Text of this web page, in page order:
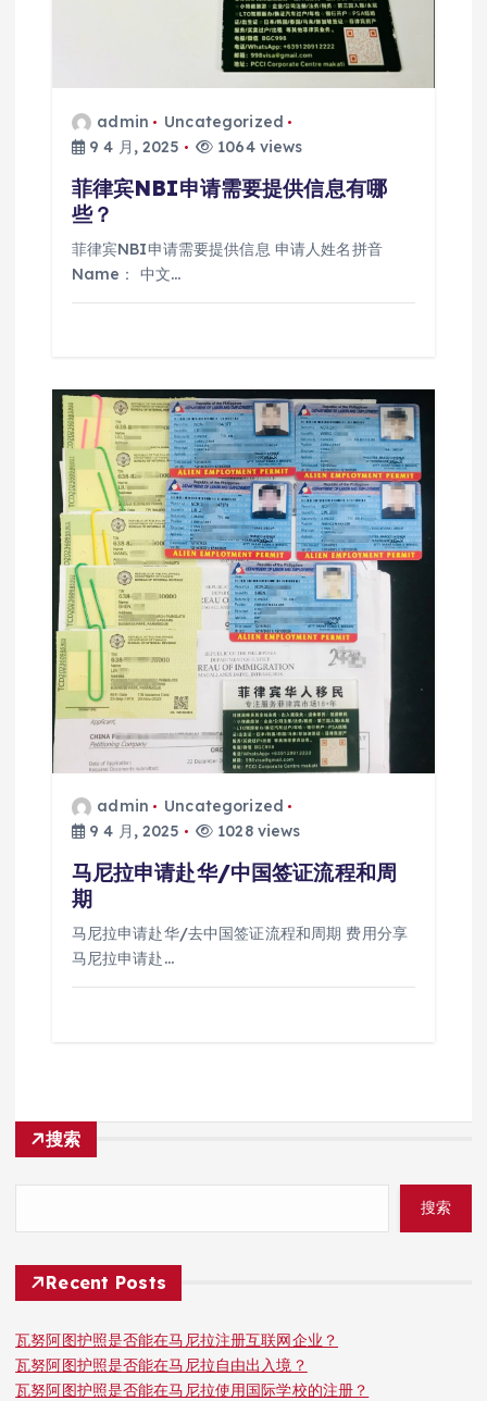
admin
Uncategorized
9 4 月, 2025
1064 views
菲律宾NBI申请需要提供信息有哪
些？
菲律宾NBI申请需要提供信息 申请人姓名拼音
Name： 中文…
admin
Uncategorized
9 4 月, 2025
1028 views
马尼拉申请赴华/中国签证流程和周
期
马尼拉申请赴华/去中国签证流程和周期 费用分享
马尼拉申请赴…
搜索
搜索
Recent Posts
瓦努阿图护照是否能在马尼拉注册互联网企业？
瓦努阿图护照是否能在马尼拉自由出入境？
瓦努阿图护照是否能在马尼拉使用国际学校的注册？